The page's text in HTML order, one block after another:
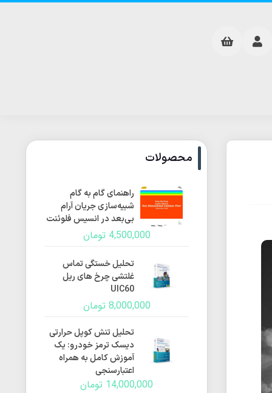
محصولات
راهنمای گام به گام
شبیه‌سازی جریان آرام
بی‌بعد در انسیس فلوئنت
4,500,000 تومان
تحلیل خستگی تماس
غلتشی چرخ های ریل
UIC60
8,000,000 تومان
تحلیل تنش کوپل حرارتی
دیسک ترمز خودرو: یک
آموزش کامل به همراه
اعتبارسنجی
14,000,000 تومان